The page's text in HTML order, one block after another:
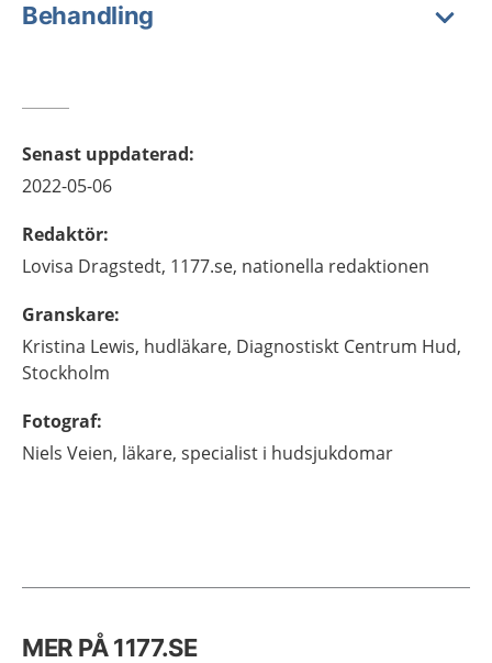
Behandling
Senast uppdaterad:
2022-05-06
Redaktör:
Lovisa Dragstedt, 1177.se, nationella redaktionen
Granskare:
Kristina Lewis, hudläkare, Diagnostiskt Centrum Hud,
Stockholm
Fotograf:
Niels Veien, läkare, specialist i hudsjukdomar
MER PÅ 1177.SE